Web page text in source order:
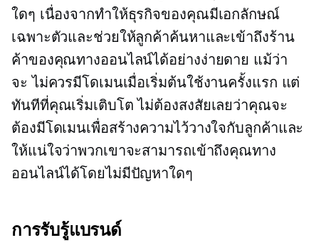
ใดๆ เนื่องจากทำให้ธุรกิจของคุณมีเอกลักษณ์
เฉพาะตัวและช่วยให้ลูกค้าค้นหาและเข้าถึงร้าน
ค้าของคุณทางออนไลน์ได้อย่างง่ายดาย แม้ว่า
จะ ไม่ควรมีโดเมนเมื่อเริ่มต้นใช้งานครั้งแรก แต่
ทันทีที่คุณเริ่มเติบโต ไม่ต้องสงสัยเลยว่าคุณจะ
ต้องมีโดเมนเพื่อสร้างความไว้วางใจกับลูกค้าและ
ให้แน่ใจว่าพวกเขาจะสามารถเข้าถึงคุณทาง
ออนไลน์ได้โดยไม่มีปัญหาใดๆ
การรับรู้แบรนด์